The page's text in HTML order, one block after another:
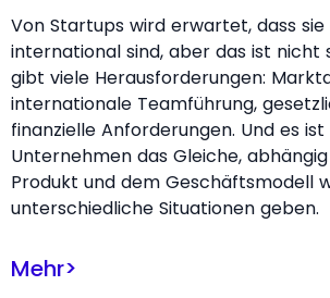
Von Startups wird erwartet, dass
international sind, aber das ist nicht
gibt viele Herausforderungen:
internationale Teamführung,
finanzielle Anforderungen. Und es
Unternehmen das Gleiche,
Produkt und dem Geschäftsmodell
unterschiedliche Situationen geben.
Mehr>